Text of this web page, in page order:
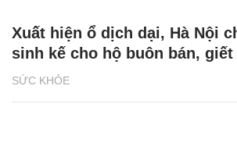
SỨC KHỎE
Xuất hiện ổ dịch dại, Hà Nội
sinh kế cho hộ buôn bán,